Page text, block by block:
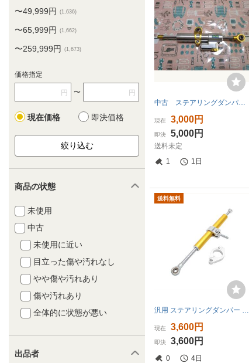
〜49,999円 (1,636)
〜65,999円 (1,662)
〜259,999円 (1,673)
価格指定
円 〜 円
現在価格 即決価格
商品の状態
未使用
中古
未使用に近い
目立った傷や汚れなし
やや傷や汚れあり
傷や汚れあり
全体的に状態が悪い
出品者
中古 ステアリングダンパー YZF-R1
現在 3,000円
即決 5,000円
送料未定
1
1日
送料無料
現在 3,600円
即決 3,600円
0 4日